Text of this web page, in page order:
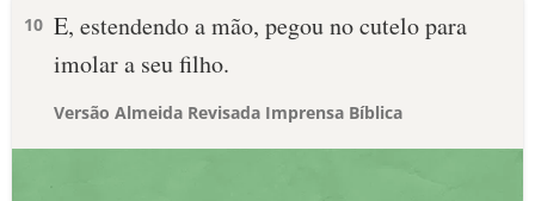
10 E, estendendo a mão, pegou no cutelo para
imolar a seu filho.
Versão Almeida Revisada Imprensa Bíblica